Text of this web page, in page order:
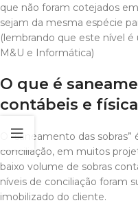
que não foram cotejados
sejam da mesma espécie
(lembrando que este nível é
M&U e Informática)
O que é
contábeis e
O “saneamento das
conciliação, em muitos
baixo volume de sobras
níveis de conciliação foram
imobilizado do cliente.